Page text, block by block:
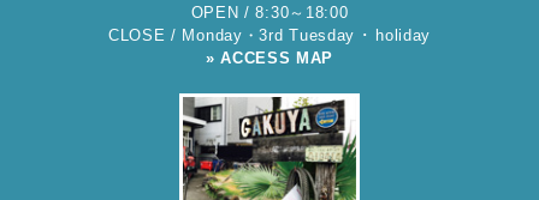
OPEN / 8:30～18:00
CLOSE / Monday・3rd Tuesday ･ holiday
» ACCESS MAP